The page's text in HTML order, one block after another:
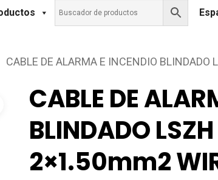
CABLE DE ALARMA E INCENDIO
CABLE DE
BLINDADO
2×1.50mm2